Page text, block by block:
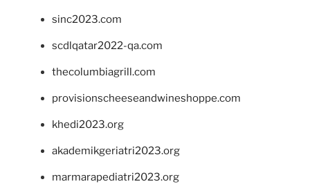
sinc2023.com
scdlqatar2022-qa.com
thecolumbiagrill.com
provisionscheeseandwineshoppe.com
khedi2023.org
akademikgeriatri2023.org
marmarapediatri2023.org